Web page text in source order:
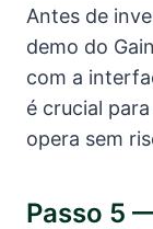
Antes de
demo do
com a
é crucial
opera sem
Passo 5